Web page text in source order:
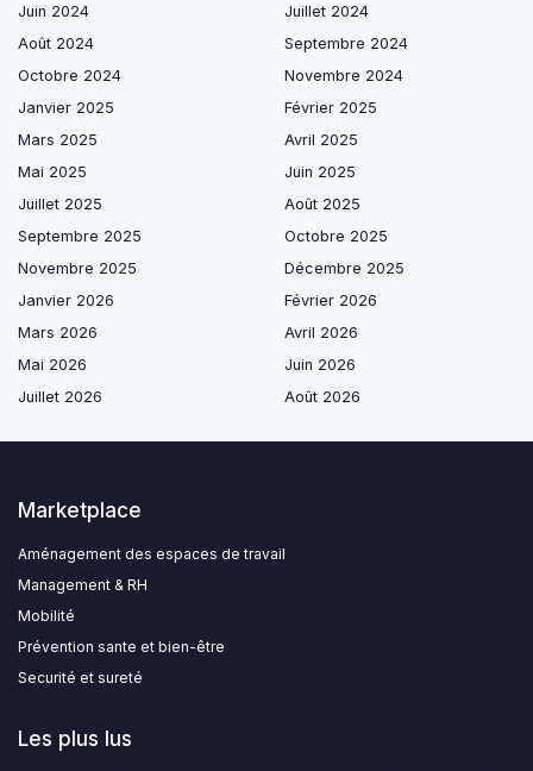
Juin 2024
Juillet 2024
Août 2024
Septembre 2024
Octobre 2024
Novembre 2024
Janvier 2025
Février 2025
Mars 2025
Avril 2025
Mai 2025
Juin 2025
Juillet 2025
Août 2025
Septembre 2025
Octobre 2025
Novembre 2025
Décembre 2025
Janvier 2026
Février 2026
Mars 2026
Avril 2026
Mai 2026
Juin 2026
Juillet 2026
Août 2026
Marketplace
Aménagement des espaces de travail
Management & RH
Mobilité
Prévention sante et bien-être
Securité et sureté
Les plus lus